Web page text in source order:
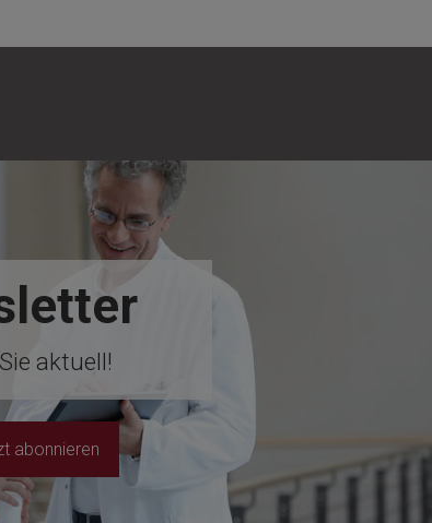
aktuell!
abonnieren